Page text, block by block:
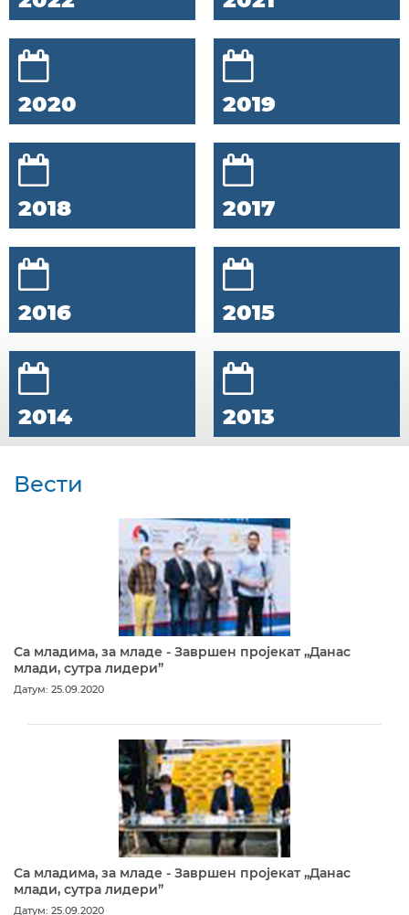
2020 2019
2018 2017
2016 2015
2014 2013
Вести
Са младима, за младе - Завршен пројекат „Данас
млади, сутра лидери”
Датум: 25.09.2020
Са младима, за младе - Завршен пројекат „Данас
млади, сутра лидери”
Датум: 25.09.2020